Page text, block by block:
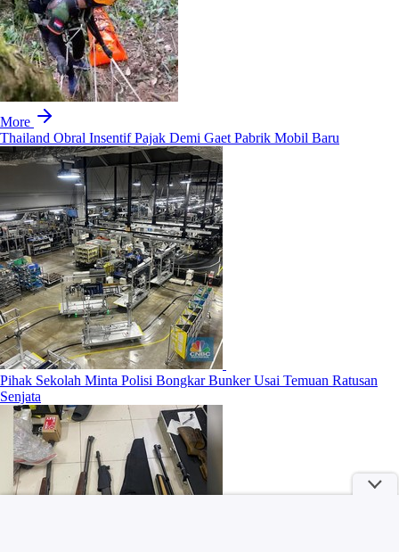
More
Thailand Obral Insentif Pajak Demi Gaet Pabrik Mobil Baru
Pihak Sekolah Minta Polisi Bongkar Bunker Usai Temuan Ratusan
Senjata